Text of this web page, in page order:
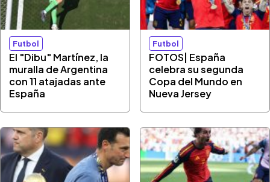
Futbol
El "Dibu" Martínez, la
muralla de Argentina
con 11 atajadas ante
España
Futbol
FOTOS| España
celebra su segunda
Copa del Mundo en
Nueva Jersey